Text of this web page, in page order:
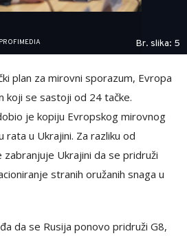
Br. slika: 5
plan za mirovni sporazum, Evropa
koji se sastoji od 24 tačke.
je kopiju Evropskog mirovnog
rata u Ukrajini. Za razliku od
Ukrajini da se pridruži
stranih oružanih snaga u
da se Rusija ponovo pridruži G8,